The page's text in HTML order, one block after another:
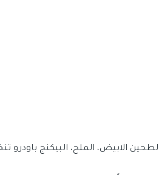
الابيض، الملح، البيكنج باودرو